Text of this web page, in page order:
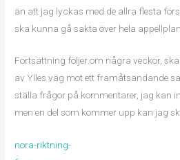
än att jag lyckas med de allra flesta
ska kunna gå sakta över hela
Fortsättning följer om några veckor,
av Ylles väg mot ett framåtsändande
ställa frågor på kommentarer, jag kan
men en del som kommer upp kan jag
nora-riktning-